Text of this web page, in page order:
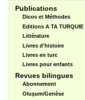
Publications
Dicos et Méthodes
Editions A TA TURQUIE
Littérature
Livres d'histoire
Livres en turc
Livres pour enfants
Revues bilingues
Abonnement
Oluşum/Genèse